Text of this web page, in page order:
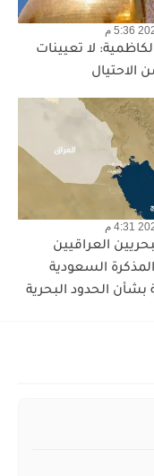
م
لا تعيينات
الاحتيال
م
العراقيين
السعودية
بشأن الحدود البحرية